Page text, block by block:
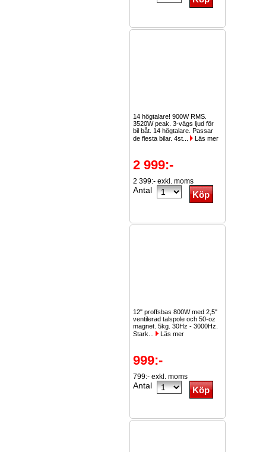
14 högtalare! 900W RMS.
3520W peak. 3-vägs ljud för
bil båt. 14 högtalare. Passar
de flesta bilar. 4st...
Läs mer
2 999:-
2 399:- exkl. moms
Antal
12" proffsbas 800W med 2,5"
ventilerad talspole och 50-oz
magnet. 5kg. 30Hz - 3000Hz.
Stark...
Läs mer
999:-
799:- exkl. moms
Antal